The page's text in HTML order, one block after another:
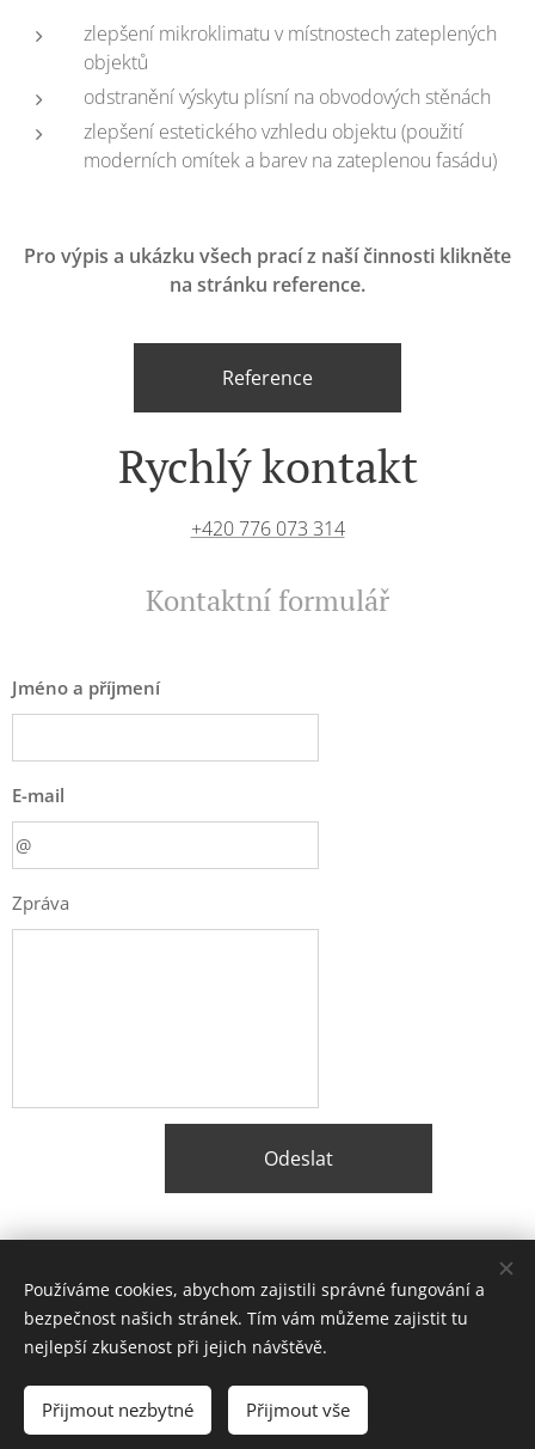
zlepšení mikroklimatu v místnostech zateplených
objektů
odstranění výskytu plísní na obvodových stěnách
zlepšení estetického vzhledu objektu (použití
moderních omítek a barev na zateplenou fasádu)
Pro výpis a ukázku všech prací z naší činnosti klikněte
na stránku reference.
Reference
Rychlý kontakt
+420 776 073 314
Kontaktní formulář
Jméno a příjmení
E-mail
Zpráva
Odeslat
© 2026 Balstavo, s.r.o.
Lokality
Cookies
Používáme cookies, abychom zajistili správné fungování a
bezpečnost našich stránek. Tím vám můžeme zajistit tu
nejlepší zkušenost při jejich návštěvě.
Přijmout nezbytné Přijmout vše